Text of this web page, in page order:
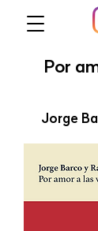
Por
Jorge